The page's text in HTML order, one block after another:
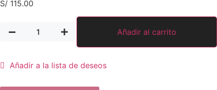
S/ 115.00
Añadir al carrito
Añadir a la lista de deseos